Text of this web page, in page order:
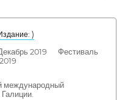
)
2019 Фестиваль